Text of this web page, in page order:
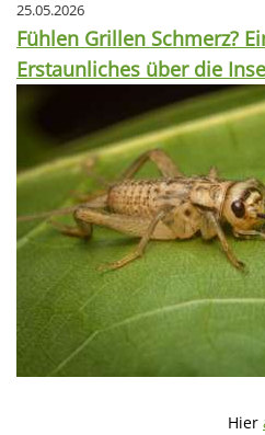
25.05.2026
Fühlen Grillen Schmerz?
Erstaunliches über die
Hier